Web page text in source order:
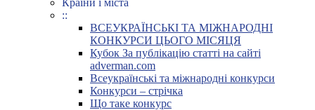
Країни і міста
::
ВСЕУКРАЇНСЬКІ ТА МІЖНАРОДНІ
КОНКУРСИ ЦЬОГО МІСЯЦЯ
Кубок За публікацію статті на сайті
adverman.com
Всеукраїнські та міжнародні конкурси
Конкурси – стрічка
Що таке конкурс